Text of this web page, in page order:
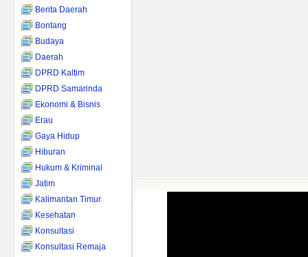
Berita Daerah
Bontang
Budaya
Daerah
DPRD Kaltim
DPRD Samarinda
Ekonomi & Bisnis
Erau
Gaya Hidup
Hiburan
Hukum & Kriminal
Jatim
Kalimantan Timur
Kesehatan
Konsultasi
Konsultasi Remaja